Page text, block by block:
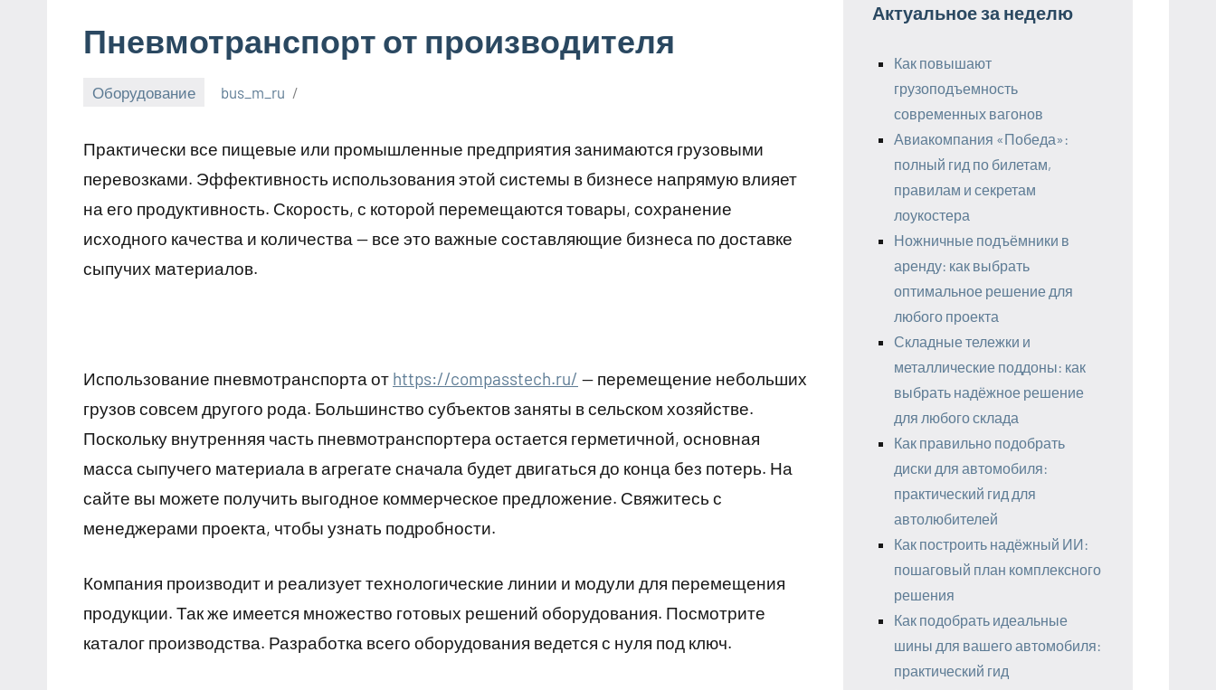
Пневмотранспорт от производителя
Оборудование
2023
bus_m_ru
Практически все пищевые или промышленные предприятия занимаются грузовыми
перевозками. Эффективность использования этой системы в бизнесе напрямую влияет
на его продуктивность. Скорость, с которой перемещаются товары, сохранение
исходного качества и количества — все это важные составляющие бизнеса по доставке
сыпучих материалов.
Использование пневмотранспорта от https://compasstech.ru/ — перемещение небольших
грузов совсем другого рода. Большинство субъектов заняты в сельском хозяйстве.
Поскольку внутренняя часть пневмотранспортера остается герметичной, основная
масса сыпучего материала в агрегате сначала будет двигаться до конца без потерь. На
сайте вы можете получить выгодное коммерческое предложение. Свяжитесь с
менеджерами проекта, чтобы узнать подробности.
Компания производит и реализует технологические линии и модули для перемещения
продукции. Так же имеется множество готовых решений оборудования. Посмотрите
каталог производства. Разработка всего оборудования ведется с нуля под ключ.
Актуальное за неделю
Как повышают
грузоподъемность
современных вагонов
Авиакомпания «Победа»:
полный гид по билетам,
правилам и секретам
лоукостера
Ножничные подъёмники в
аренду: как выбрать
оптимальное решение для
любого проекта
Складные тележки и
металлические поддоны: как
выбрать надёжное решение
для любого склада
Как правильно подобрать
диски для автомобиля:
практический гид для
автолюбителей
Как построить надёжный ИИ:
пошаговый план комплексного
решения
Как подобрать идеальные
шины для вашего автомобиля:
практический гид